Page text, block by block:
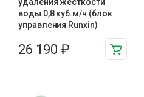
воды 0,8 куб.м/ч (блок
управления Runxin)
26 190 ₽